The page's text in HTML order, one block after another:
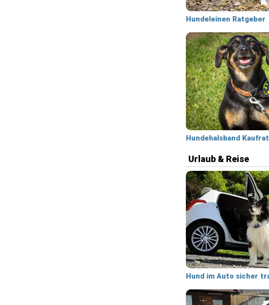
Hundeleinen Ratgeber
Hundehalsband
Urlaub & Reise
Hund im Auto sicher